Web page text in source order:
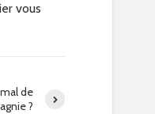
vous
de
?